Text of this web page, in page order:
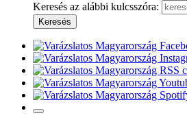
Keresés az alábbi kulcsszóra: